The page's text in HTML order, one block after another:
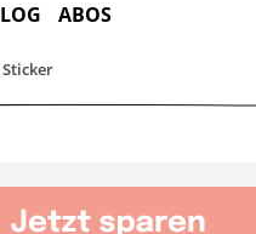
ABOS
Sticker